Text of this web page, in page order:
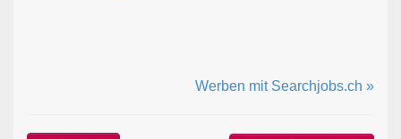
Werben mit Searchjobs.ch »